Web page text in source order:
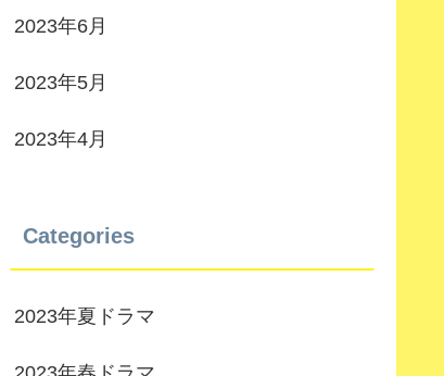
2023年6月
2023年5月
2023年4月
Categories
2023年夏ドラマ